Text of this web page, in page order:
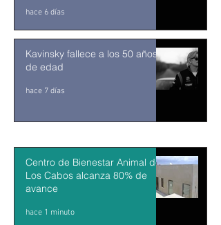
hace 6 días
Kavinsky fallece a los 50 años
de edad
hace 7 días
Centro de Bienestar Animal de
Los Cabos alcanza 80% de
avance
hace 1 minuto